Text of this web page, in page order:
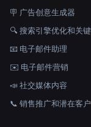
🪧 广告创意生成器
🔍 搜索引擎优化和关
📧 电子邮件助理
✉️ 电子邮件营销
📣 社交媒体内容
📞 销售推广和潜在客户